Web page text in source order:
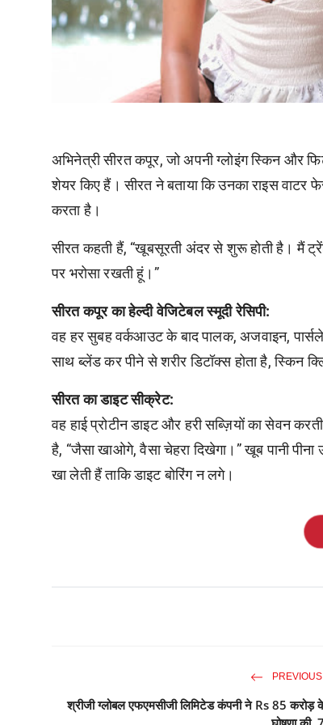
अभिनेत्री सीरत कपूर, जो अपनी ग्लोइंग स्किन और
शेयर किए हैं। सीरत ने बताया कि उनका राइस वाटर
करता है।
सीरत कहती हैं, “खूबसूरती अंदर से शुरू होती है। मैं
पर भरोसा रखती हूं।”
सीरत कपूर का हेल्दी वेजिटेबल स्मूदी रेसिपी:
वह हर सुबह वर्कआउट के बाद पालक, अजवाइन,
साथ ब्लेंड कर पीने से शरीर डिटॉक्स होता है, स्किन
सीरत का डाइट सीक्रेट:
वह हाई प्रोटीन डाइट और हरी सब्ज़ियों का सेवन
है, “जैसा खाओगे, वैसा चेहरा दिखेगा।” खूब पानी
खा लेती हैं ताकि डाइट बोरिंग न लगे।
श्रीजी ग्लोबल एफएमसीजी लिमिटेड कंपनी ने Rs 85 करोड़